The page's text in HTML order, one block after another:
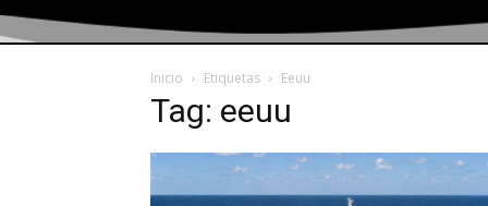
Inicio Etiquetas Eeuu
Tag: eeuu